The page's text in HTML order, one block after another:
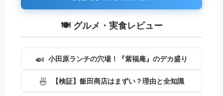
🍽️ グルメ・実食レビュー
🍛 小田原ランチの穴場！『紫福庵』のデカ盛り
🍜 【検証】飯田商店はまずい？理由と全知識